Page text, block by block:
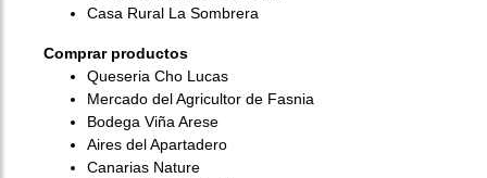
Casa Rural La Sombrera
Comprar productos
Queseria Cho Lucas
Mercado del Agricultor de Fasnia
Bodega Viña Arese
Aires del Apartadero
Canarias Nature